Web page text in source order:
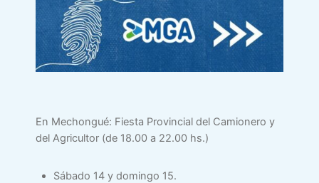
En Mechongué: Fiesta Provincial del Camionero y
del Agricultor (de 18.00 a 22.00 hs.)
Sábado 14 y domingo 15.